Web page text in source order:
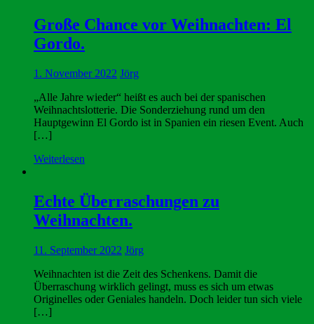
Große Chance vor Weihnachten: El
Gordo.
1. November 2022 Jörg
„Alle Jahre wieder“ heißt es auch bei der spanischen
Weihnachtslotterie. Die Sonderziehung rund um den
Hauptgewinn El Gordo ist in Spanien ein riesen Event. Auch
[…]
Weiterlesen
Echte Überraschungen zu
Weihnachten.
11. September 2022 Jörg
Weihnachten ist die Zeit des Schenkens. Damit die
Überraschung wirklich gelingt, muss es sich um etwas
Originelles oder Geniales handeln. Doch leider tun sich viele
[…]